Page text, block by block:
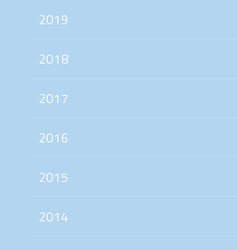
2019
2018
2017
2016
2015
2014